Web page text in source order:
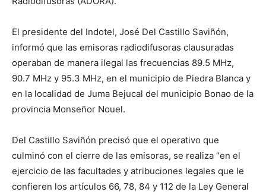
El presidente del Indotel, José Del Castillo Saviñón,
informó que las emisoras radiodifusoras clausuradas
operaban de manera ilegal las frecuencias 89.5 MHz,
90.7 MHz y 95.3 MHz, en el municipio de Piedra Blanca y
en la localidad de Juma Bejucal del municipio Bonao de la
provincia Monseñor Nouel.
Del Castillo Saviñón precisó que el operativo que
culminó con el cierre de las emisoras, se realiza “en el
ejercicio de las facultades y atribuciones legales que le
confieren los artículos 66, 78, 84 y 112 de la Ley General